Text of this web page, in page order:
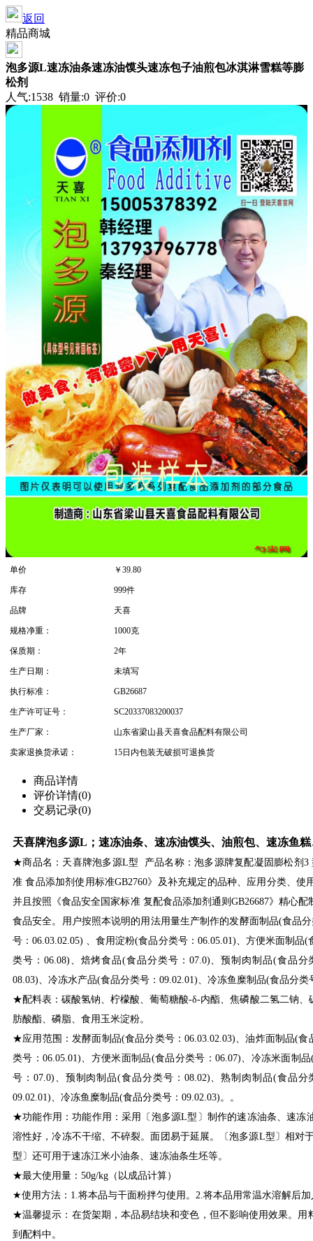
返回
精品商城
泡多源L速冻油条速冻油馍头速冻包子油煎包冰淇淋雪糕等膨
松剂
人气:1538 销量:0 评价:0
单价 ￥ 39.80
库存 999件
品牌 天喜
规格净重： 1000克
保质期： 2年
生产日期： 未填写
执行标准： GB26687
生产许可证号： SC20337083200037
生产厂家： 山东省梁山县天喜食品配料有限公司
卖家退换货承诺： 15日内包装无破损可退换货
商品详情
评价详情(0)
交易记录(0)
天喜牌泡多源L；速冻油条、速冻油馍头、油煎包、速冻鱼
★商品名：天喜牌泡多源L型 产品名称：泡多源牌复配凝固膨松剂
准 食品添加剂使用标准GB2760》及补充规定的品种、应用分类、
并且按照《食品安全国家标准 复配食品添加剂通则GB26687》精心
食品安全。用户按照本说明的用法用量生产制作的发酵面制品(食品
号：06.03.02.05) 、食用淀粉(食品分类号：06.05.01)、方便米面制品
类号：06.08)、焙烤食品(食品分类号：07.0)、预制肉制品(食品
08.03)、冷冻水产品(食品分类号：09.02.01)、冷冻鱼糜制品(食品分
★配料表：碳酸氢钠、柠檬酸、葡萄糖酸-δ-内酯、焦磷酸二氢二钠
肪酸酯、磷脂、食用玉米淀粉。
★应用范围：发酵面制品(食品分类号：06.03.02.03)、油炸面制品(食
类号：06.05.01)、方便米面制品(食品分类号：06.07)、冷冻米面制
号：07.0)、预制肉制品(食品分类号：08.02)、熟制肉制品(食品
09.02.01)、冷冻鱼糜制品(食品分类号：09.02.03)。。
★功能作用：功能作用：采用〔泡多源L型〕制作的速冻油条、速冻
溶性好，冷冻不干缩、不碎裂。面团易于延展。〔泡多源L型〕相对
型〕还可用于速冻江米小油条、速冻油条生坯等。
★最大使用量：50g/kg（以成品计算）
★使用方法：1.将本品与干面粉拌匀使用。2.将本品用常温水溶解后
★温馨提示：在货架期，本品易结块和变色，但不影响使用效果。用
到配料中。